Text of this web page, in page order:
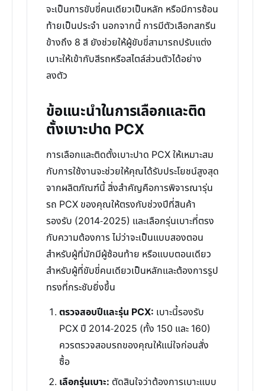
จะเป็นการขับขี่คนเดียวเป็นหลัก หรือมีการซ้อน
ท้ายเป็นประจำ นอกจากนี้ การมีตัวเลือกสกรีน
ข้างถึง 8 สี ยังช่วยให้ผู้ขับขี่สามารถปรับแต่ง
เบาะให้เข้ากับสีรถหรือสไตล์ส่วนตัวได้อย่าง
ลงตัว
ข้อแนะนำในการเลือกและติด
ตั้งเบาะปาด PCX
การเลือกและติดตั้งเบาะปาด PCX ให้เหมาะสม
กับการใช้งานจะช่วยให้คุณได้รับประโยชน์สูงสุด
จากผลิตภัณฑ์นี้ สิ่งสำคัญคือการพิจารณารุ่น
รถ PCX ของคุณให้ตรงกับช่วงปีที่สินค้า
รองรับ (2014-2025) และเลือกรุ่นเบาะที่ตรง
กับความต้องการ ไม่ว่าจะเป็นแบบสองตอน
สำหรับผู้ที่มักมีผู้ซ้อนท้าย หรือแบบตอนเดียว
สำหรับผู้ที่ขับขี่คนเดียวเป็นหลักและต้องการรูป
ทรงที่กระชับยิ่งขึ้น
ตรวจสอบปีและรุ่น PCX: เบาะนี้รองรับ
PCX ปี 2014-2025 (ทั้ง 150 และ 160)
ควรตรวจสอบรถของคุณให้แน่ใจก่อนสั่ง
ซื้อ
เลือกรุ่นเบาะ: ตัดสินใจว่าต้องการเบาะแบบ